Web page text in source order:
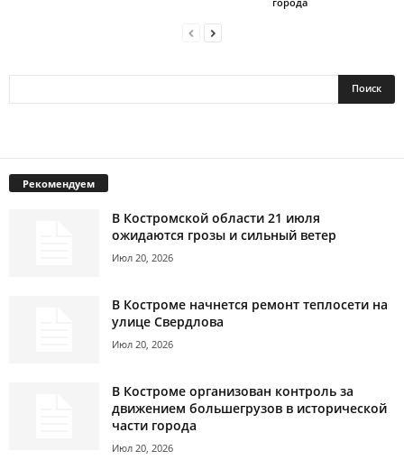
Рекомендуем
В Костромской области 21 июля
ожидаются грозы и сильный ветер
Июл 20, 2026
В Костроме начнется ремонт теплосети на
улице Свердлова
Июл 20, 2026
В Костроме организован контроль за
движением большегрузов в исторической
части города
Июл 20, 2026